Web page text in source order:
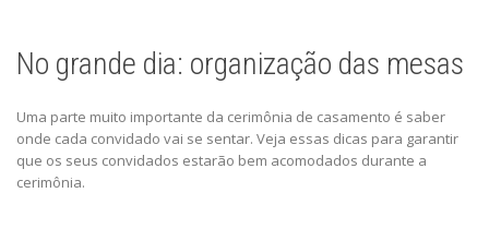
No grande dia: organização das mesas
Uma parte muito importante da cerimônia de casamento é saber
onde cada convidado vai se sentar. Veja essas dicas para garantir
que os seus convidados estarão bem acomodados durante a
cerimônia.